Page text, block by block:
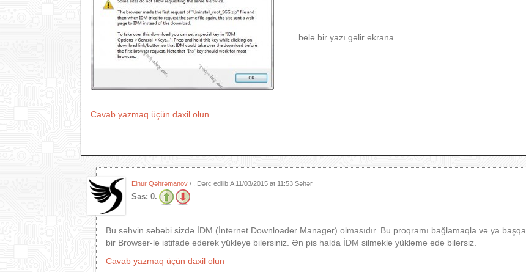
belə bir yazı gəlir ekrana
Cavab yazmaq üçün daxil olun
Elnur Qəhrəmanov / . Dərc edilib:A 11/03/2015 at 11:53 Səhər
Səs: 0.
Bu səhvin səbəbi sizdə İDM (İnternet Downloader Manager) olmasıdır. Bu proqramı bağlamaqla və ya başqa
bir Browser-lə istifadə edərək yükləyə bilərsiniz. Ən pis halda İDM silməklə yükləmə edə bilərsiz.
Cavab yazmaq üçün daxil olun